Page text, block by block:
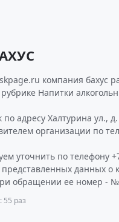
компания бахус
Напитки
адресу Халтурина ул.,
организации по
уточнить по телефону
данных о
обращении ее номер -
55 раз